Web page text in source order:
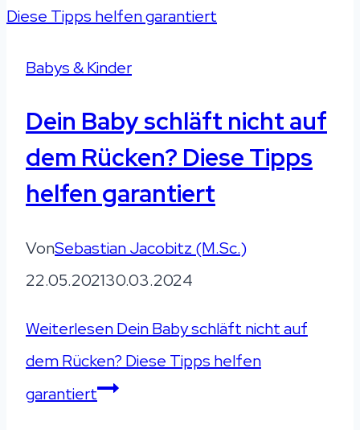
Babys & Kinder
Dein Baby schläft nicht auf
dem Rücken? Diese Tipps
helfen garantiert
VonSebastian Jacobitz (M.Sc.)
22.05.202130.03.2024
WeiterlesenDein Baby schläft nicht auf
dem Rücken? Diese Tipps helfen
garantiert